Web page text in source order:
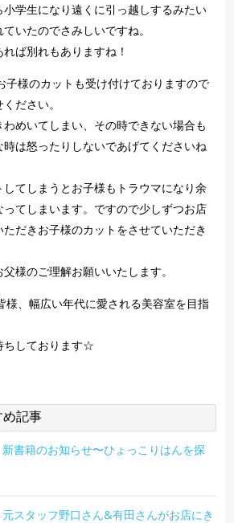
学生になり遠くに引っ越しするみたい
いたのでさみしいですね。
ば別れもありますね！
子様のカットも受け付けておりますので
ださい。
めいてしまい、その時できない場合も
は怒ったりしないであげてくださいね
てしまうとお子様もトラウマになり余
てしまいます。ですので少しずつお店
だきお子様のカットをさせていただき
様のご理解お願いいたします。
様、幅広い年代に愛される美容室を目指
ちしております☆
め記事
新書籍のお知らせ〜ひょっこりはんを探
元スタッフ野口さん&有田さんがお店にき